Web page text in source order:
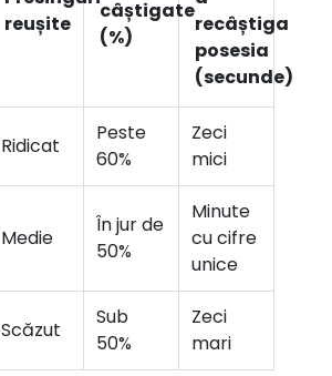
reușite
câștigate
(%)
recâștiga
posesia
(secunde)
Ridicat
Peste
60%
Zeci
mici
Medie
În jur de
50%
Minute
cu cifre
unice
Scăzut
Sub
50%
Zeci
mari